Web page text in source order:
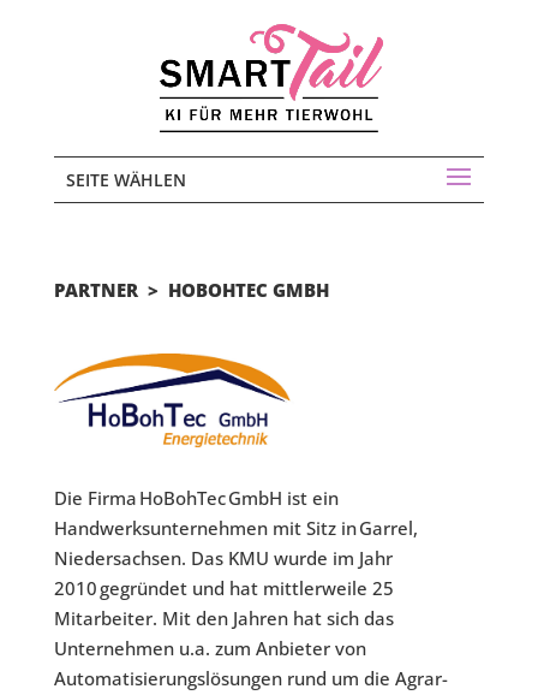
SEITE WÄHLEN
PARTNER > HOBOHTEC GMBH
Die Firma HoBohTec GmbH ist ein
Handwerksunternehmen mit Sitz in Garrel,
Niedersachsen. Das KMU wurde im Jahr
2010 gegründet und hat mittlerweile 25
Mitarbeiter. Mit den Jahren hat sich das
Unternehmen u.a. zum Anbieter von
Automatisierungslösungen rund um die Agrar-